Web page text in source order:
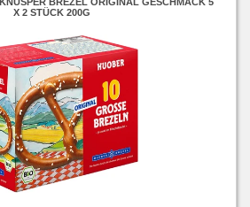
X 2 STÜCK 200G